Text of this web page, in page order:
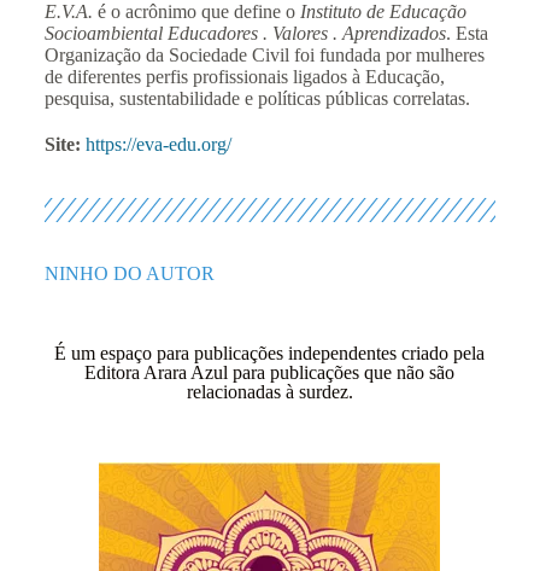
E.V.A. é o acrônimo que define o Instituto de Educação
Socioambiental Educadores . Valores . Aprendizados. Esta
Organização da Sociedade Civil foi fundada por mulheres
de diferentes perfis profissionais ligados à Educação,
pesquisa, sustentabilidade e políticas públicas correlatas.
Site: https://eva-edu.org/
NINHO DO AUTOR
É um espaço para publicações independentes criado pela
Editora Arara Azul para publicações que não são
relacionadas à surdez.